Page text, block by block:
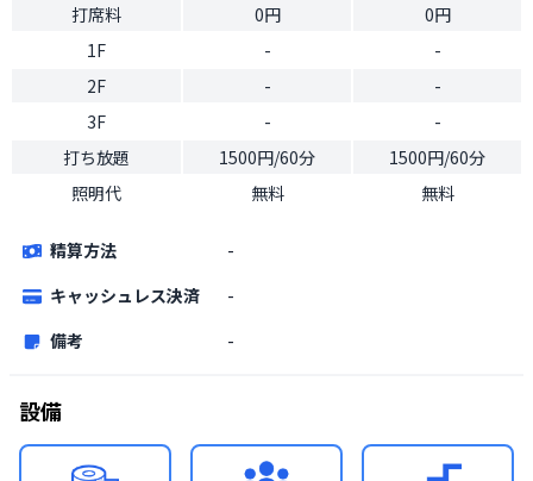
打席料
0円
0円
1F
-
-
2F
-
-
3F
-
-
打ち放題
1500円/60分
1500円/60分
照明代
無料 無料
精算方法
-
キャッシュレス決済
-
備考
-
設備